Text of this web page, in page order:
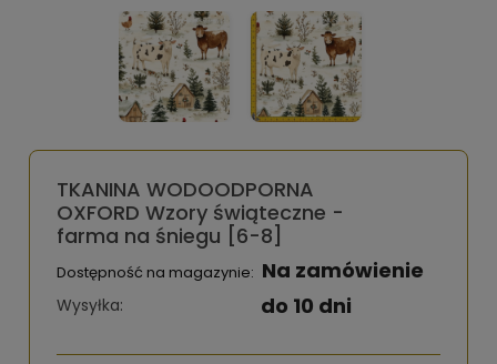
TKANINA WODOODPORNA
OXFORD Wzory świąteczne -
farma na śniegu [6-8]
Dostępność na magazynie: Na zamówienie
Wysyłka: do 10 dni